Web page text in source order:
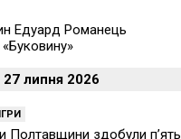
Едуард Романець
27 липня 2026
Полтавщини здобули п’ять